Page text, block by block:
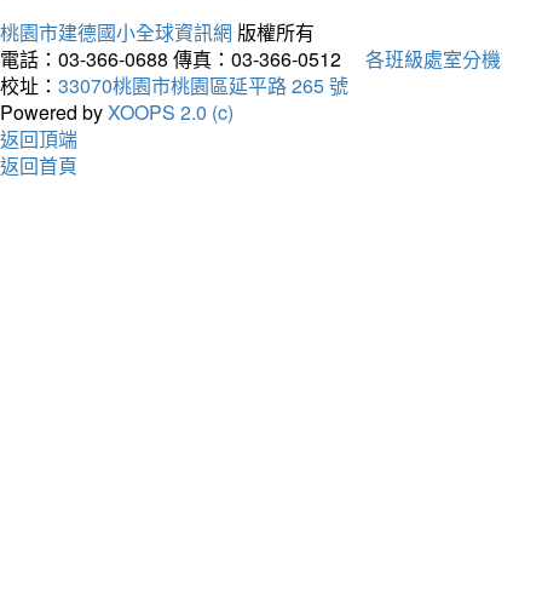
桃園市建德國小全球資訊網 版權所有
電話：03-366-0688 傳真：03-366-0512
各班級處室分機
校址： 33070桃園市桃園區延平路 265 號
Powered byXOOPS 2.0 (c)
返回頂端
返回首頁